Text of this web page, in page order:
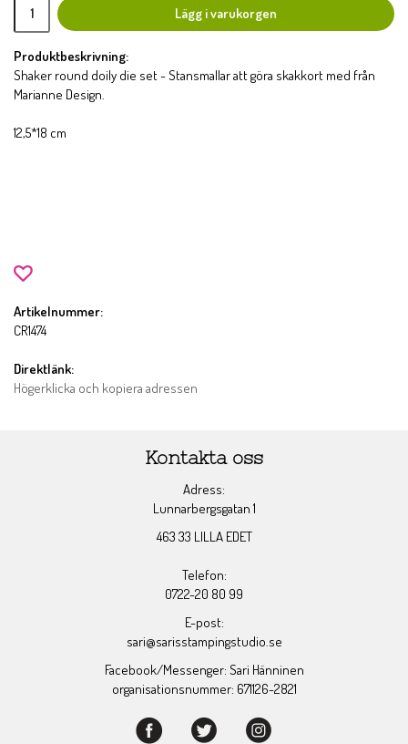
Lägg i varukorgen
Produktbeskrivning:
Shaker round doily die set - Stansmallar att göra skakkort med från
Marianne Design.
12,5*18 cm
Artikelnummer:
CR1474
Direktlänk:
Högerklicka och kopiera adressen
Kontakta oss
Adress:
Lunnarbergsgatan 1
463 33 LILLA EDET
Telefon:
0722-20 80 99
E-post:
sari@sarisstampingstudio.se
Facebook/Messenger: Sari Hänninen
organisationsnummer: 671126-2821